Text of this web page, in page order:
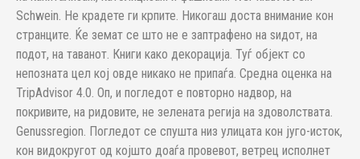
Schwein. Не крадете ги крпите. Никогаш доста внимание кон
странците. Ќе земат се што не е заптрафено на ѕидот, на
подот, на таванот. Книги како декорација. Туѓ објект со
непозната цел кој овде никако не припаѓа. Средна оценка на
TripAdvisor 4.0. Оп, и погледот е повторно надвор, на
покривите, на ридовите, не зелената регија на здоволствата.
Genussregion. Погледот се спушта низ улицата кон југо-исток,
кон видокругот од којшто доаѓа провевот, ветрец исполнет